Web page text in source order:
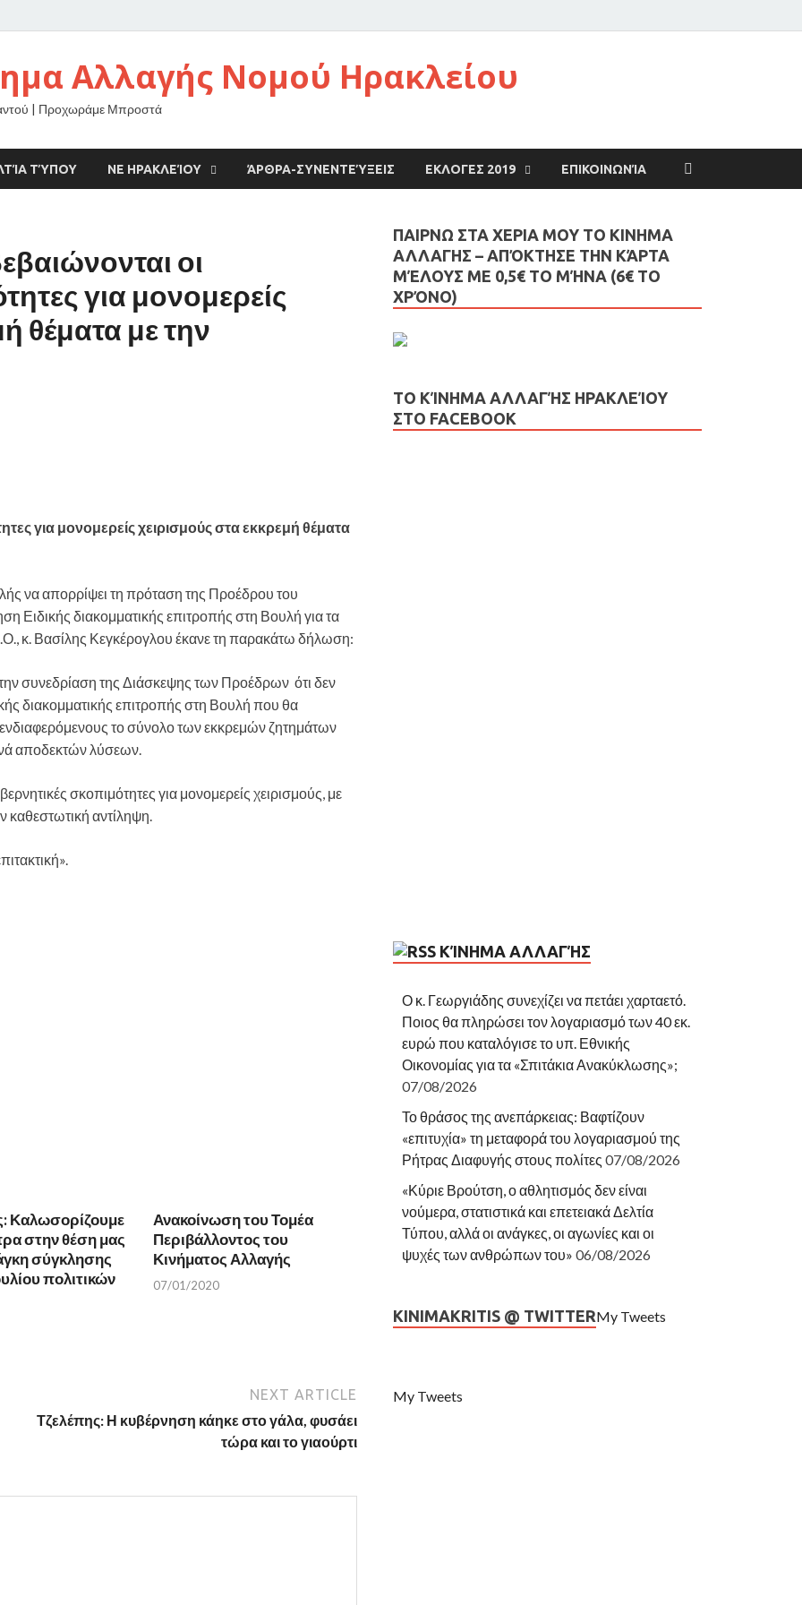
Αλλαγής Νομού Ηρακλείου
| Προχωράμε Μπροστά
ΤΎΠΟΥ ΝΕ ΗΡΑΚΛΕΊΟΥ ΆΡΘΡΑ-ΣΥΝΕΝΤΕΎΞΕΙΣ ΕΚΛΟΓΕΣ 2019 ΕΠΙΚΟΙΝΩΝΊΑ
οι
για μονομερείς
θέματα με την
για μονομερείς χειρισμούς στα εκκρεμή θέματα
να απορρίψει τη πρόταση της Προέδρου του
Ειδικής διακομματικής επιτροπής στη Βουλή για τα
κ. Βασίλης Κεγκέρογλου έκανε τη παρακάτω δήλωση:
συνεδρίαση της Διάσκεψης των Προέδρων ότι δεν
διακομματικής επιτροπής στη Βουλή που θα
το σύνολο των εκκρεμών ζητημάτων
αποδεκτών λύσεων.
σκοπιμότητες για μονομερείς χειρισμούς, με
αντίληψη.
Καλωσορίζουμε
στην θέση μας
σύγκλησης
πολιτικών
Ανακοίνωση του Τομέα
Περιβάλλοντος του
Κινήματος Αλλαγής
07/01/2020
NEXT ARTICLE
Τζελέπης: Η κυβέρνηση κάηκε στο γάλα, φυσάει
τώρα και το γιαούρτι
ΠΑΙΡΝΩ ΣΤΑ ΧΕΡΙΑ ΜΟΥ ΤΟ ΚΙΝΗΜΑ
ΑΛΛΑΓΗΣ – AΠΌΚΤΗΣΕ ΤΗΝ ΚΆΡΤΑ
ΜΈΛΟΥΣ ΜΕ 0,5€ ΤΟ ΜΉΝΑ (6€ ΤΟ
ΧΡΌΝΟ)
ΤΟ ΚΊΝΗΜΑ ΑΛΛΑΓΉΣ ΗΡΑΚΛΕΊΟΥ
ΣΤΟ FACEBOOK
ΚΊΝΗΜΑ ΑΛΛΑΓΉΣ
Ο κ. Γεωργιάδης συνεχίζει να πετάει χαρταετό.
Ποιος θα πληρώσει τον λογαριασμό των 40 εκ.
ευρώ που καταλόγισε το υπ. Εθνικής
Οικονομίας για τα «Σπιτάκια Ανακύκλωσης»;
07/08/2026
Το θράσος της ανεπάρκειας: Βαφτίζουν
«επιτυχία» τη μεταφορά του λογαριασμού της
Ρήτρας Διαφυγής στους πολίτες 07/08/2026
«Κύριε Βρούτση, ο αθλητισμός δεν είναι
νούμερα, στατιστικά και επετειακά Δελτία
Τύπου, αλλά οι ανάγκες, οι αγωνίες και οι
ψυχές των ανθρώπων του» 06/08/2026
KINIMAKRITIS @ TWITTERMy Tweets
My Tweets